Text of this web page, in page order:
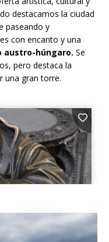
destacamos la ciudad
paseando y
con encanto y una
austro-húngaro. Se
pero destaca la
una gran torre.